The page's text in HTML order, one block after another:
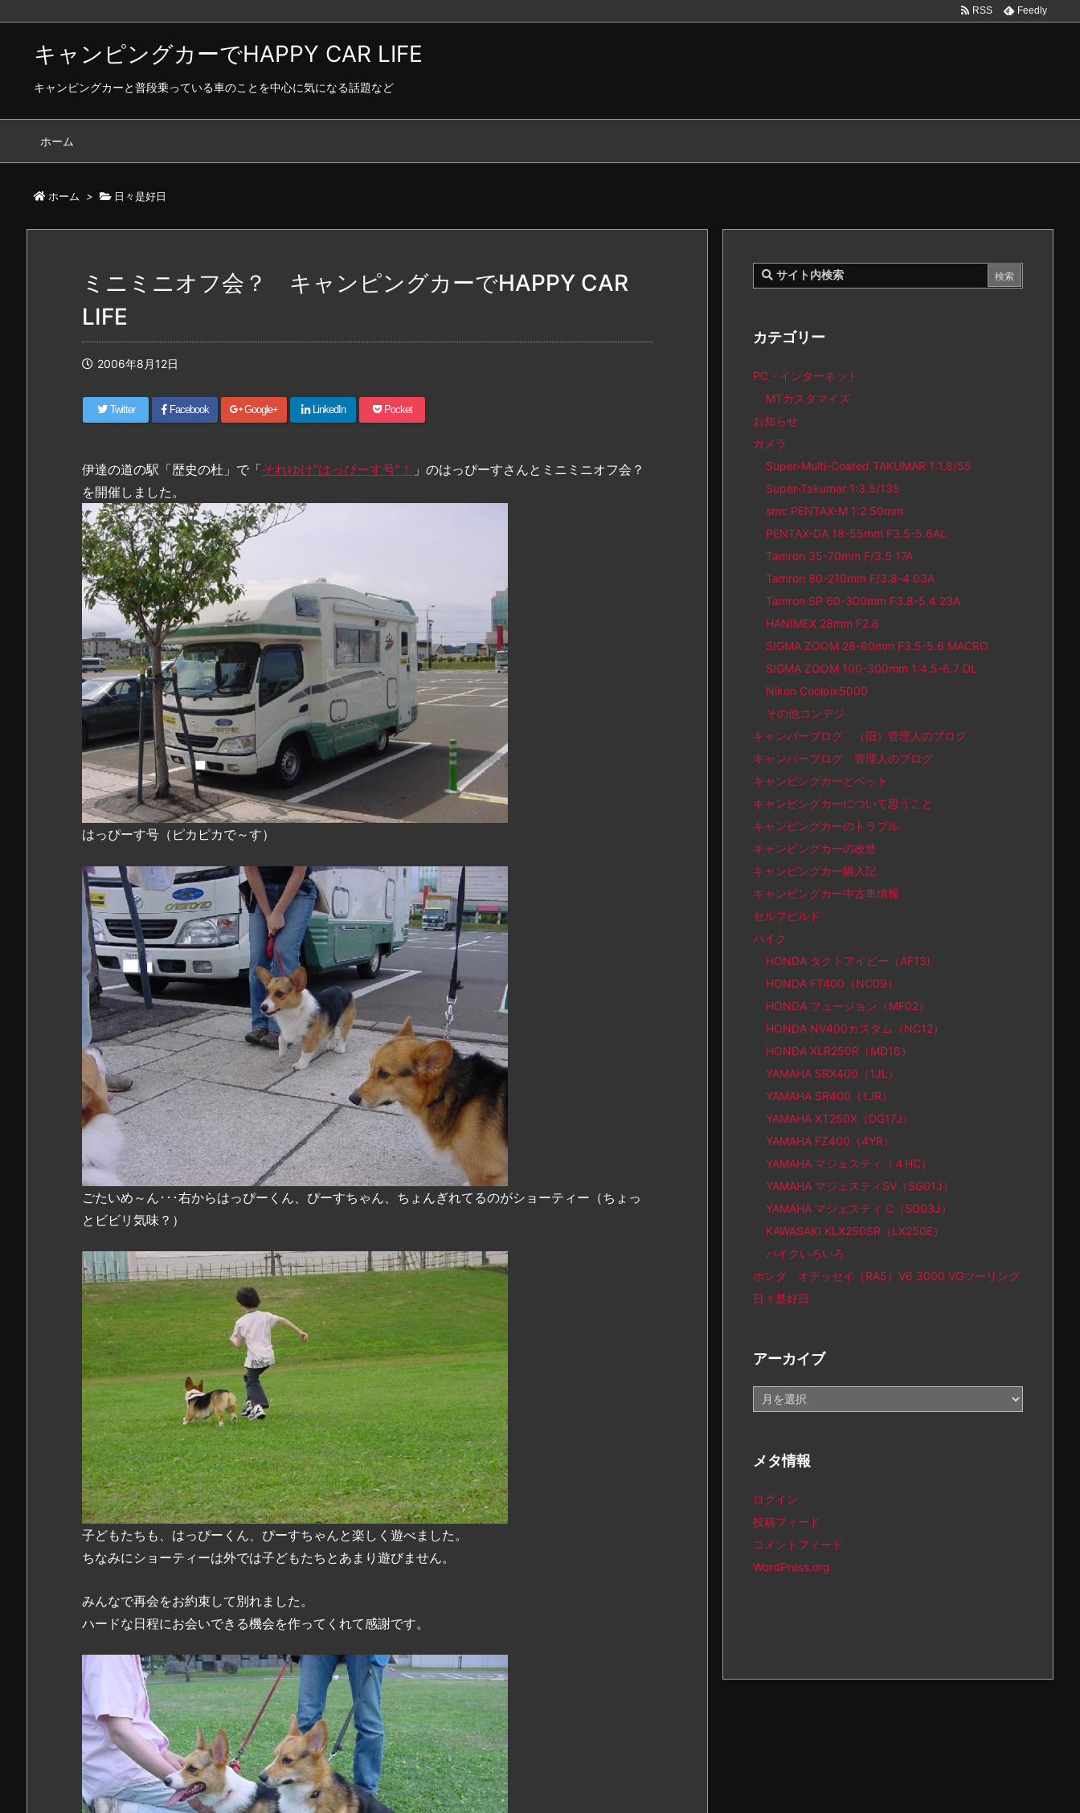
キャンピングカーでHAPPY CAR LIFE
キャンピングカーと普段乗っている車のことを中心に気になる話題など
ホーム
RSS Feedly
ホーム > 日々是好日
ミニミニオフ会？ キャンピングカーでHAPPY CAR
LIFE
2006年8月12日
Twitter Facebook Google+ LinkedIn Pocket
伊達の道の駅「歴史の杜」で「それゆけ“はっぴーす号”！
」のはっぴーすさんとミニミニオフ会？
を開催しました。
はっぴーす号（ピカピカで～す）
ごたいめ～ん･･･右からはっぴーくん、ぴーすちゃん、ちょんぎれてるのがショーティー（ちょっ
とビビリ気味？）
子どもたちも、はっぴーくん、ぴーすちゃんと楽しく遊べました。
ちなみにショーティーは外では子どもたちとあまり遊びません。
みんなで再会をお約束して別れました。
ハードな日程にお会いできる機会を作ってくれて感謝です。
カテゴリー
PC・インターネット
MTカスタマイズ
お知らせ
カメラ
Super-Multi-Coated TAKUMAR 1:1.8/55
Super-Takumar 1:3.5/135
smc PENTAX-M 1:2 50mm
PENTAX-DA 18-55mm F3.5-5.6AL
Tamron 35-70mm F/3.5 17A
Tamron 80-210mm F/3.8-4 03A
Tamron SP 60-300mm F3.8-5.4 23A
HANIMEX 28mm F2.8
SIGMA ZOOM 28-80mm F3.5-5.6 MACRO
SIGMA ZOOM 100-300mm 1:4.5-6.7 DL
Nikon Coolpix5000
その他コンデジ
キャンパーブログ （旧）管理人のブログ
キャンパーブログ 管理人のブログ
キャンピングカーとペット
キャンピングカーについて思うこと
キャンピングカーのトラブル
キャンピングカーの改造
キャンピングカー購入記
キャンピングカー中古車情報
セルフビルド
バイク
HONDA タクトアイビー（AF13)
HONDA FT400（NC09）
HONDA フュージョン（MF02）
HONDA NV400カスタム（NC12）
HONDA XLR250R（MD16）
YAMAHA SRX400（1JL）
YAMAHA SR400（1JR）
YAMAHA XT250X（DG17J）
YAMAHA FZ400（4YR）
YAMAHA マジェスティ（４HC）
YAMAHA マジェスティSV（SG01J）
YAMAHA マジェスティ C（SG03J）
KAWASAKI KLX250SR（LX250E）
バイクいろいろ
ホンダ オデッセイ（RA5）V6 3000 VGツーリング
日々是好日
アーカイブ
ー
ブ
メタ情報
ログイン
投稿フィード
コメントフィード
WordPress.org